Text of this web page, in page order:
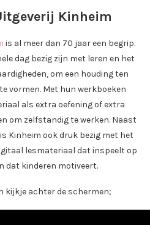
Kinheim
is al meer dan 70 jaar een begrip.
dag bezig zijn met leren en het
om een houding ten
vormen. Met hun werkboeken
als extra oefening of extra
om zelfstandig te werken. Naast
Kinheim ook druk bezig met het
lesmateriaal dat inspeelt op
dat kinderen motiveert.
kijkje achter de schermen;